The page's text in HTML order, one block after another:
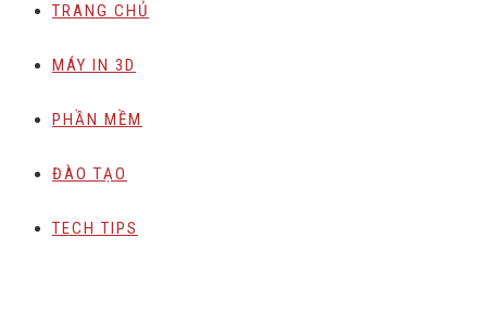
TRANG CHỦ
MÁY IN 3D
PHẦN MỀM
ĐÀO TẠO
TECH TIPS